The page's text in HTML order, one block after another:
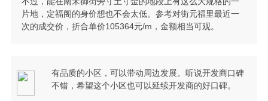
片地，定福阁的身价想也不会太低。参考对街元福里最近一
次的成交价，折合单价105364元/m，金额相当可观。
有品质的小区，可以带动周边发展。听说开发商口碑
不错，希望这个小区也可以延续开发商的好口碑。